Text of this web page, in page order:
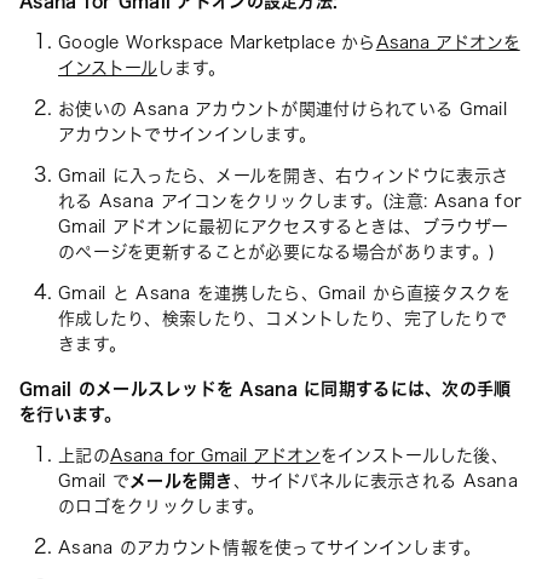
Google Workspace Marketplace から Asana アドオンを
インストール します。
お使いの Asana アカウントが関連付けられている Gmail
アカウントでサインインします。
Gmail に入ったら、メールを開き、右ウィンドウに表示さ
れる Asana アイコンをクリックします。(注意: Asana for
Gmail アドオンに最初にアクセスするときは、ブラウザー
のページを更新することが必要になる場合があります。)
Gmail と Asana を連携したら、Gmail から直接タスクを
作成したり、検索したり、コメントしたり、完了したりで
きます。
Gmail のメールスレッドを Asana に同期するには、次の手順
を行います。
上記のAsana for Gmail アドオンをインストールした後、
Gmail で メールを開き
、サイドパネルに表示される Asana
のロゴをクリックします。
Asana のアカウント情報を使ってサインインします。